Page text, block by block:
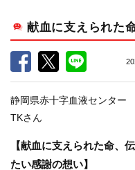
献血に支えられた
静岡県赤十字血液センター
TKさん
【献血に支えられた命、伝
たい感謝の想い】